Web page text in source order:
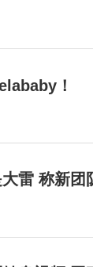
！
雷 称新团